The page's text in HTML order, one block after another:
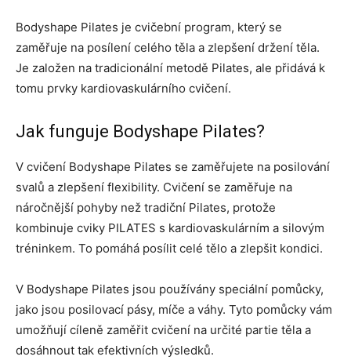
Bodyshape Pilates je cvičební program, který se
zaměřuje na posílení celého těla a zlepšení držení těla.
Je založen na tradicionální metodě Pilates, ale přidává k
tomu prvky kardiovaskulárního cvičení.
Jak funguje Bodyshape Pilates?
V cvičení Bodyshape Pilates se zaměřujete na posilování
svalů a zlepšení flexibility. Cvičení se zaměřuje na
náročnější pohyby než tradiční Pilates, protože
kombinuje cviky PILATES s kardiovaskulárním a silovým
tréninkem. To pomáhá posílit celé tělo a zlepšit kondici.
V Bodyshape Pilates jsou používány speciální pomůcky,
jako jsou posilovací pásy, míče a váhy. Tyto pomůcky vám
umožňují cíleně zaměřit cvičení na určité partie těla a
dosáhnout tak efektivních výsledků.